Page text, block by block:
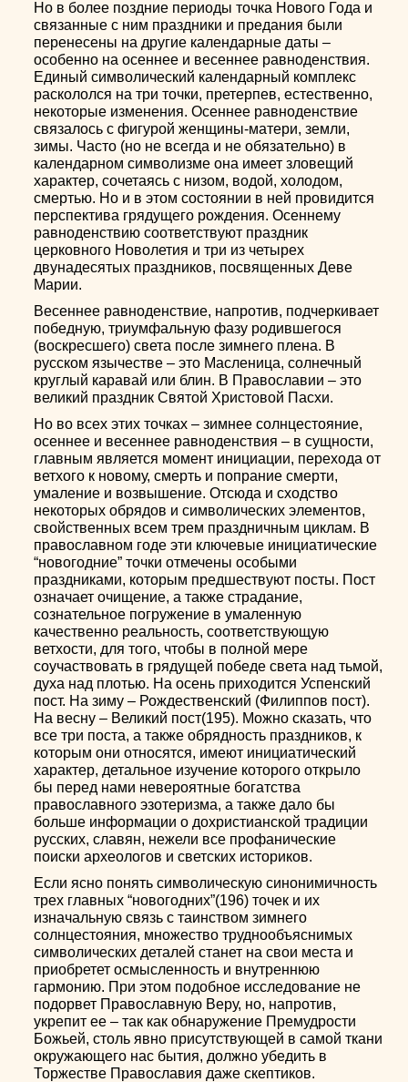
Но в более поздние периоды точка Нового Года и
связанные с ним праздники и предания были
перенесены на другие календарные даты –
особенно на осеннее и весеннее равноденствия.
Единый символический календарный комплекс
раскололся на три точки, претерпев, естественно,
некоторые изменения. Осеннее равноденствие
связалось с фигурой женщины-матери, земли,
зимы. Часто (но не всегда и не обязательно) в
календарном символизме она имеет зловещий
характер, сочетаясь с низом, водой, холодом,
смертью. Но и в этом состоянии в ней провидится
перспектива грядущего рождения. Осеннему
равноденствию соответствуют праздник
церковного Новолетия и три из четырех
двунадесятых праздников, посвященных Деве
Марии.
Весеннее равноденствие, напротив, подчеркивает
победную, триумфальную фазу родившегося
(воскресшего) света после зимнего плена. В
русском язычестве – это Масленица, солнечный
круглый каравай или блин. В Православии – это
великий праздник Святой Христовой Пасхи.
Но во всех этих точках – зимнее солнцестояние,
осеннее и весеннее равноденствия – в сущности,
главным является момент инициации, перехода от
ветхого к новому, смерть и попрание смерти,
умаление и возвышение. Отсюда и сходство
некоторых обрядов и символических элементов,
свойственных всем трем праздничным циклам. В
православном годе эти ключевые инициатические
“новогодние” точки отмечены особыми
праздниками, которым предшествуют посты. Пост
означает очищение, а также страдание,
сознательное погружение в умаленную
качественно реальность, соответствующую
ветхости, для того, чтобы в полной мере
соучаствовать в грядущей победе света над тьмой,
духа над плотью. На осень приходится Успенский
пост. На зиму – Рождественский (Филиппов пост).
На весну – Великий пост(195). Можно сказать, что
все три поста, а также обрядность праздников, к
которым они относятся, имеют инициатический
характер, детальное изучение которого открыло
бы перед нами невероятные богатства
православного эзотеризма, а также дало бы
больше информации о дохристианской традиции
русских, славян, нежели все профанические
поиски археологов и светских историков.
Если ясно понять символическую синонимичность
трех главных “новогодних”(196) точек и их
изначальную связь с таинством зимнего
солнцестояния, множество труднообъяснимых
символических деталей станет на свои места и
приобретет осмысленность и внутреннюю
гармонию. При этом подобное исследование не
подорвет Православную Веру, но, напротив,
укрепит ее – так как обнаружение Премудрости
Божьей, столь явно присутствующей в самой ткани
окружающего нас бытия, должно убедить в
Торжестве Православия даже скептиков.